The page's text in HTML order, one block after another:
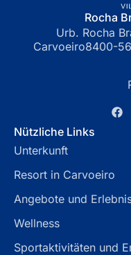
Rocha
Urb. Rocha
Carvoeiro8400-
Nützliche Links
Unterkunft
Resort in Carvoeiro
Angebote und
Wellness
Sportaktivitäten und